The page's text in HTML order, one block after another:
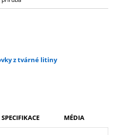
z tvárné litiny
MÉDIA